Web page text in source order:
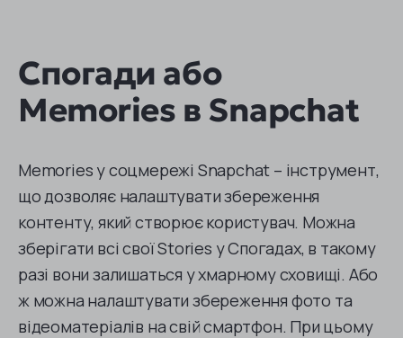
Спогади або
Memories в Snapchat
Memories у соцмережі Snapchat – інструмент,
що дозволяє налаштувати збереження
контенту, який створює користувач. Можна
зберігати всі свої Stories у Спогадах, в такому
разі вони залишаться у хмарному сховищі. Або
ж можна налаштувати збереження фото та
відеоматеріалів на свій смартфон. При цьому